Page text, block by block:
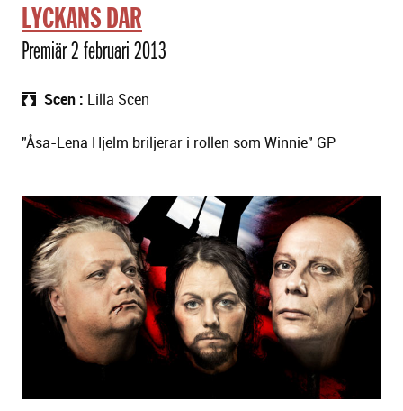
LYCKANS DAR
Premiär 2 februari 2013
Scen Lilla Scen
"Åsa-Lena Hjelm briljerar i rollen som Winnie" GP